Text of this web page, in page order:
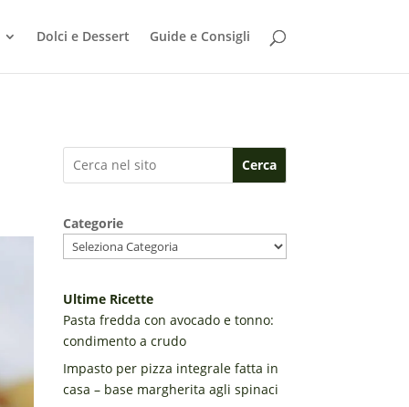
Dolci e Dessert Guide e Consigli
Cerca
Categorie
Ultime Ricette
Pasta fredda con avocado e tonno:
condimento a crudo
Impasto per pizza integrale fatta in
casa – base margherita agli spinaci